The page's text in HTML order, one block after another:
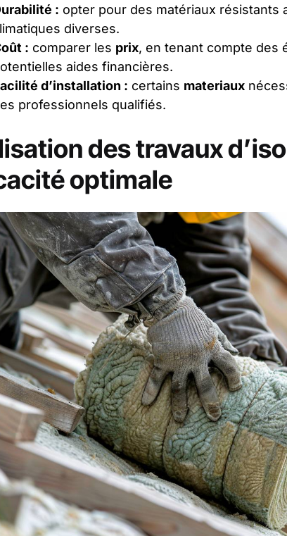
: opter pour des matériaux résistants
diverses.
: comparer les prix, en tenant compte des
aides financières.
d’installation : certains materiaux
professionnels qualifiés.
des travaux
optimale